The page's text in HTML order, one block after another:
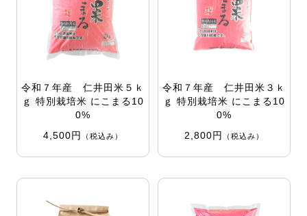
令和７年産 仁井田米５ｋ
ｇ 特別栽培米 にこまる10
0%
4,500円
（税込み）
令和７年産 仁井田米３ｋ
ｇ 特別栽培米 にこまる10
0%
2,800円
（税込み）